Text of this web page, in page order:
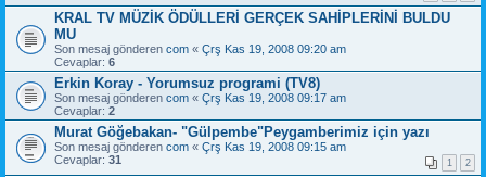
KRAL TV MÜZİK ÖDÜLLERİ GERÇEK SAHİPLERİNİ BULDU
MU
Son mesaj gönderen com « Çrş Kas 19, 2008 09:20 am
Cevaplar: 6
Erkin Koray - Yorumsuz programi (TV8)
Son mesaj gönderen com « Çrş Kas 19, 2008 09:17 am
Cevaplar: 2
Murat Göğebakan- "Gülpembe"Peygamberimiz için yazı
Son mesaj gönderen com « Çrş Kas 19, 2008 09:15 am
Cevaplar: 31 1 2